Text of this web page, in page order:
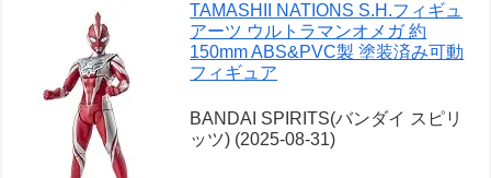
TAMASHII NATIONS S.H.フィギュ
アーツ ウルトラマンオメガ 約
150mm ABS&PVC製 塗装済み可動
フィギュア
BANDAI SPIRITS(バンダイ スピリ
ッツ) (2025-08-31)